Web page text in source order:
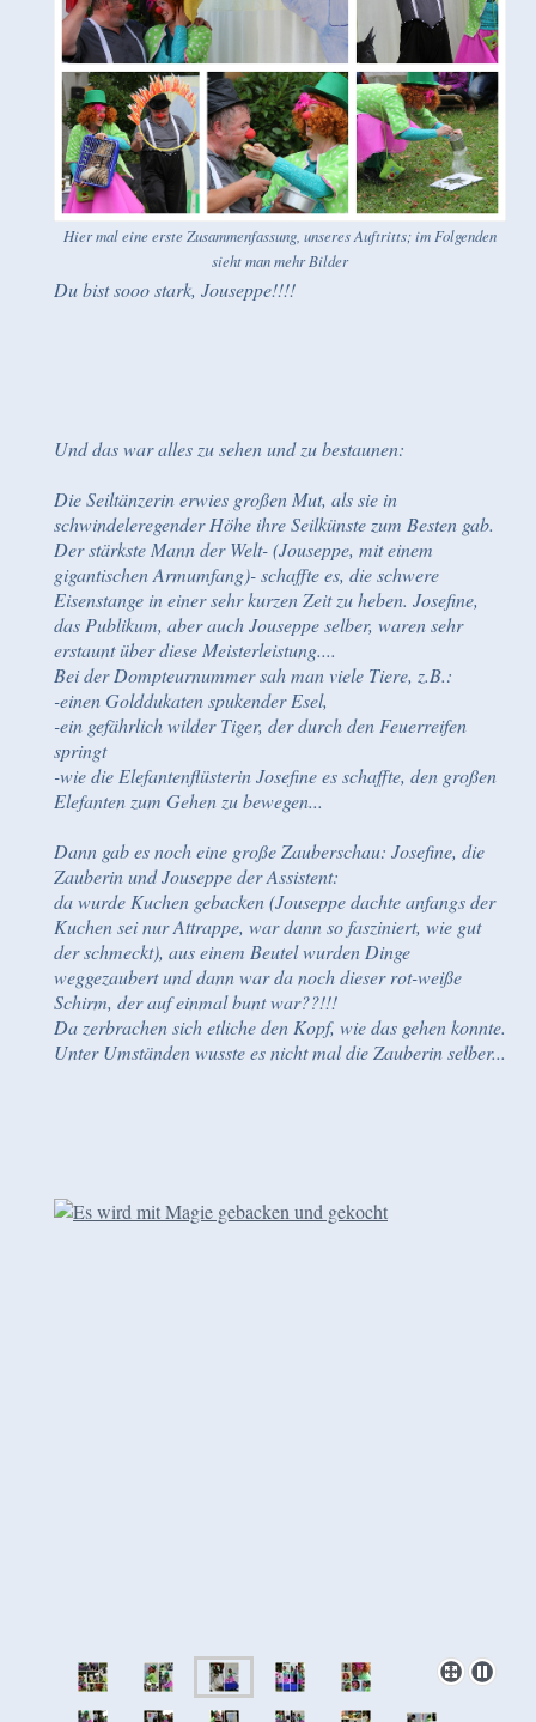
Hier mal eine erste Zusammenfassung, unseres Auftritts; im Folgenden
sieht man mehr Bilder
Du bist sooo stark, Jouseppe!!!!
Und das war alles zu sehen und zu bestaunen:
Die Seiltänzerin erwies großen Mut, als sie in
schwindeleregender Höhe ihre Seilkünste zum Besten gab.
Der stärkste Mann der Welt- (Jouseppe, mit einem
gigantischen Armumfang)- schaffte es, die schwere
Eisenstange in einer sehr kurzen Zeit zu heben. Josefine,
das Publikum, aber auch Jouseppe selber, waren sehr
erstaunt über diese Meisterleistung....
Bei der Dompteurnummer sah man viele Tiere, z.B.:
-einen Golddukaten spukender Esel,
-ein gefährlich wilder Tiger, der durch den Feuerreifen
springt
-wie die Elefantenflüsterin Josefine es schaffte, den großen
Elefanten zum Gehen zu bewegen...
Dann gab es noch eine große Zauberschau: Josefine, die
Zauberin und Jouseppe der Assistent:
da wurde Kuchen gebacken (Jouseppe dachte anfangs der
Kuchen sei nur Attrappe, war dann so fasziniert, wie gut
der schmeckt), aus einem Beutel wurden Dinge
weggezaubert und dann war da noch dieser rot-weiße
Schirm, der auf einmal bunt war??!!!
Da zerbrachen sich etliche den Kopf, wie das gehen konnte.
Unter Umständen wusste es nicht mal die Zauberin selber...